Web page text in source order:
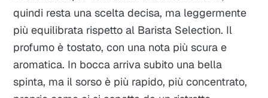
quindi resta una scelta decisa, ma leggermente
più equilibrata rispetto al Barista Selection. Il
profumo è tostato, con una nota più scura e
aromatica. In bocca arriva subito una bella
spinta, ma il sorso è più rapido, più concentrato,